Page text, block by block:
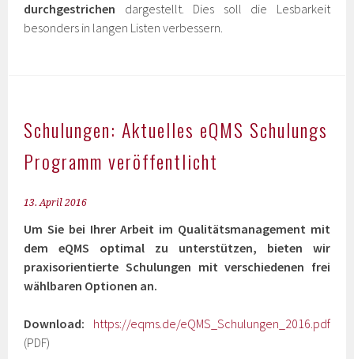
durchgestrichen dargestellt. Dies soll die Lesbarkeit
besonders in langen Listen verbessern.
Schulungen: Aktuelles eQMS Schulungs
Programm veröffentlicht
13. April 2016
Um Sie bei Ihrer Arbeit im Qualitätsmanagement mit
dem eQMS optimal zu unterstützen, bieten wir
praxisorientierte Schulungen mit verschiedenen frei
wählbaren Optionen an.
Download: https://eqms.de/eQMS_Schulungen_2016.pdf
(PDF)